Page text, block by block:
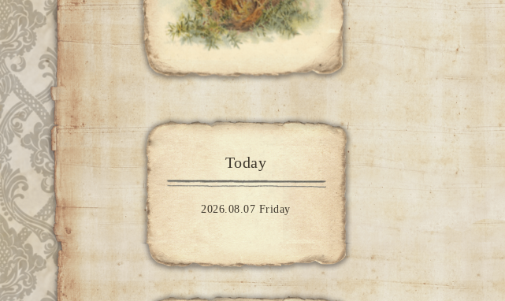
Today
2026.08.07 Friday